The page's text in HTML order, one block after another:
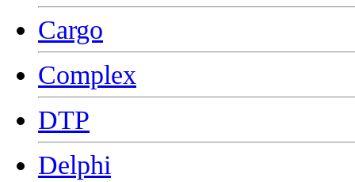
Cargo
Complex
DTP
Delphi